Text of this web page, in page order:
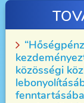
közösségi